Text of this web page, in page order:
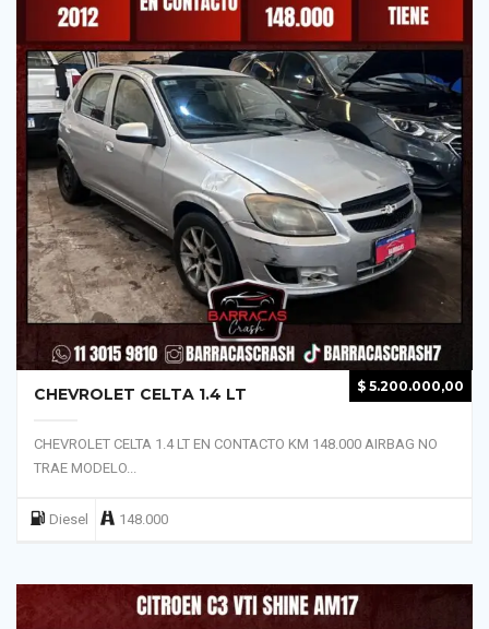
$ 5.200.000,00
CHEVROLET CELTA 1.4 LT
CHEVROLET CELTA 1.4 LT EN CONTACTO KM 148.000 AIRBAG NO
TRAE MODELO...
Diesel 148.000